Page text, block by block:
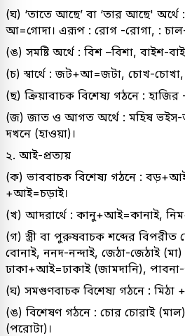
(ঘ) ‘তাতে আছে’ বা ‘তার আছে'
আ=গোদা। এরূপ : রোগ -রোগা, :
(ঙ) সমষ্টি অর্থে : বিশ –বিশা, বাইশ-
(চ) স্বার্থে : জট+আ=জটা, চোখ-
(ছ) ক্রিয়াবাচক বিশেষ্য গঠনে : হাজির
(জ) জাত ও আগত অর্থে : মহিষ ভইস-
দখনে (হাওয়া)।
২. আই-প্রত্যয়
(ক) ভাববাচক বিশেষ্য গঠনে :
+আই=চড়াই।
(খ) আদরার্থে : কানু+আই=কানাই,
(গ) স্ত্রী বা পুরুষবাচক শব্দের
বোনাই, ননদ-নন্দাই, জেঠা-জেঠাই
ঢাকা+আই=ঢাকাই (জামদানি), পাবনা-
(ঘ) সমগুণবাচক বিশেষ্য গঠনে : মিঠা
(ঙ) বিশেষণ গঠনে : চোর চোরাই
(পরোটা)।